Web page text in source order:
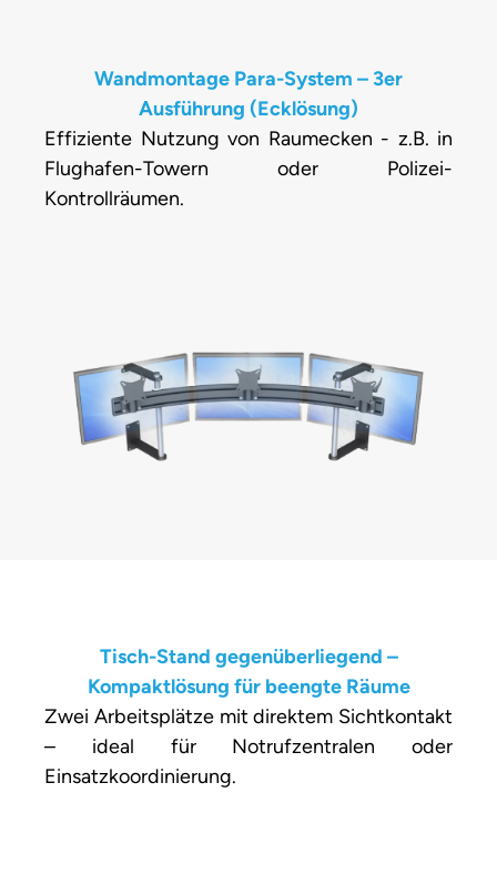
Wandmontage Para-System – 3er
Ausführung (Ecklösung)
Effiziente Nutzung von Raumecken - z.B. in
Flughafen-Towern oder Polizei-
Kontrollräumen.
Tisch-Stand gegenüberliegend –
Kompaktlösung für beengte Räume
Zwei Arbeitsplätze mit direktem Sichtkontakt
– ideal für Notrufzentralen oder
Einsatzkoordinierung.